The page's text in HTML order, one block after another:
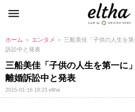
ホーム ＞ エンタメ ＞ 三船美佳「子供の人生を
訴訟中と発表
三船美佳「子供の人生を第一に
離婚訴訟中と発表
2015-01-16 18:23eltha